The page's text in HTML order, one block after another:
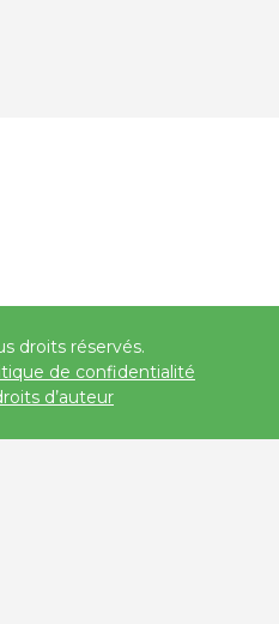
droits réservés.
de confidentialité
d’auteur